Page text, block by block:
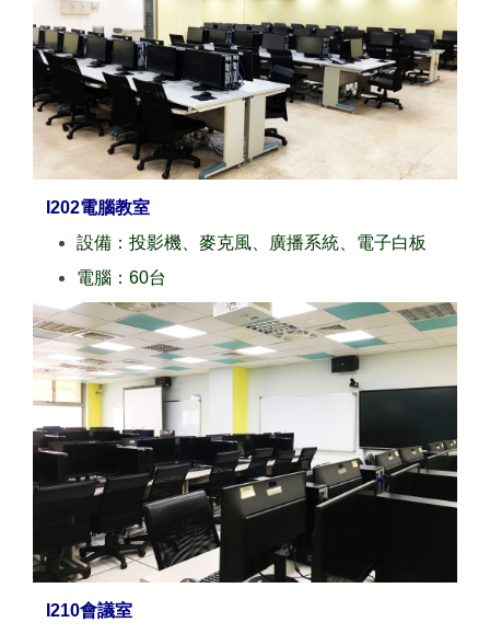
I202電腦教室
設備：投影機、麥克風、廣播系統、電子白板
電腦：60台
I210會議室